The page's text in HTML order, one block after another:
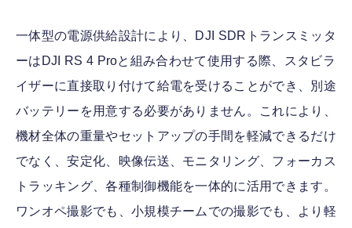
一体型の電源供給設計により、DJI SDRトランスミッタ
ーはDJI RS 4 Proと組み合わせて使用する際、スタビラ
イザーに直接取り付けて給電を受けることができ、別途
バッテリーを用意する必要がありません。これにより、
機材全体の重量やセットアップの手間を軽減できるだけ
でなく、安定化、映像伝送、モニタリング、フォーカス
トラッキング、各種制御機能を一体的に活用できます。
ワンオペ撮影でも、小規模チームでの撮影でも、より軽